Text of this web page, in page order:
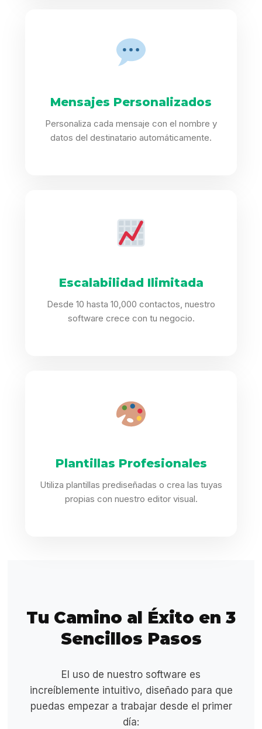
Mensajes Personalizados
Personaliza cada mensaje con el nombre y
datos del destinatario automáticamente.
Escalabilidad Ilimitada
Desde 10 hasta 10,000 contactos, nuestro
software crece con tu negocio.
Plantillas Profesionales
Utiliza plantillas prediseñadas o crea las tuyas
propias con nuestro editor visual.
Tu Camino al Éxito en 3
Sencillos Pasos
El uso de nuestro software es
increíblemente intuitivo, diseñado para que
puedas empezar a trabajar desde el primer
día: